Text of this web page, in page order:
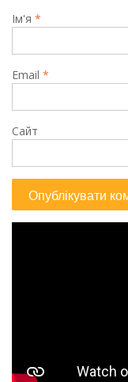
Ім'я *
Email *
Сайт